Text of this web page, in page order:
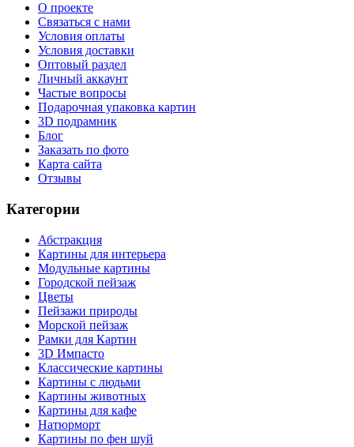
О проекте
Связаться с нами
Условия оплаты
Условия доставки
Оптовый раздел
Личный аккаунт
Частые вопросы
Подарочная упаковка картин
3D подрамник
Блог
Заказать по фото
Карта сайта
Отзывы
Категории
Абстракция
Картины для интерьера
Модульные картины
Городской пейзаж
Цветы
Пейзажи природы
Морской пейзаж
Рамки для Картин
3D Импасто
Классические картины
Картины с людьми
Картины животных
Картины для кафе
Натюрморт
Картины по фен шуй